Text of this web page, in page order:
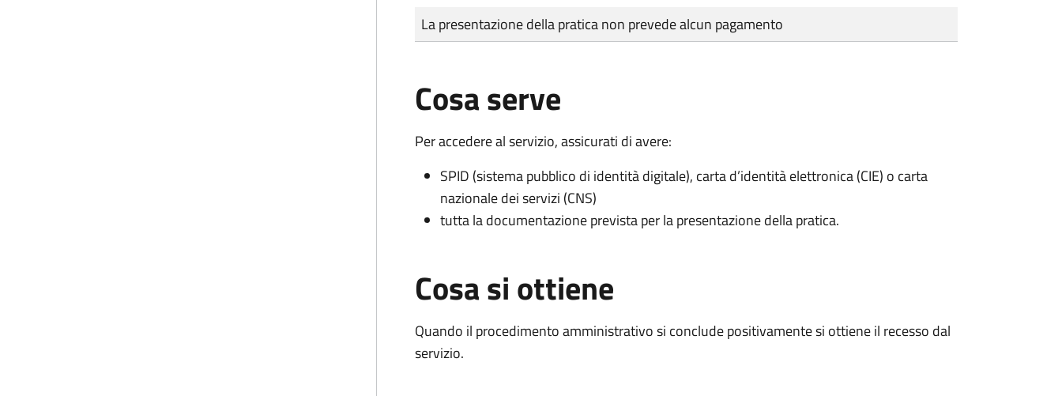
Tipo di pagamento
Importo
La presentazione della pratica non prevede alcun pagamento
Cosa serve
Per accedere al servizio, assicurati di avere:
SPID (sistema pubblico di identità digitale), carta d’identità elettronica (CIE) o carta
nazionale dei servizi (CNS)
tutta la documentazione prevista per la presentazione della pratica.
Cosa si ottiene
Quando il procedimento amministrativo si conclude positivamente si ottiene il recesso dal
servizio.